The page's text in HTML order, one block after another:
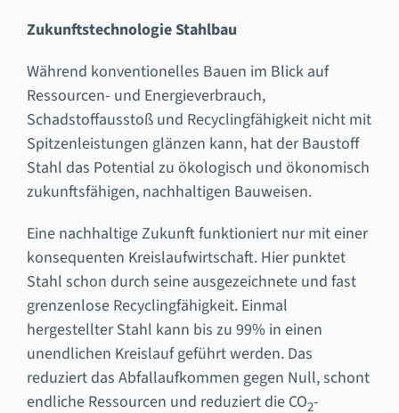
Zukunftstechnologie Stahlbau
Während konventionelles Bauen im Blick auf
Ressourcen- und Energieverbrauch,
Schadstoffausstoß und Recyclingfähigkeit nicht mit
Spitzenleistungen glänzen kann, hat der Baustoff
Stahl das Potential zu ökologisch und ökonomisch
zukunftsfähigen, nachhaltigen Bauweisen.
Eine nachhaltige Zukunft funktioniert nur mit einer
konsequenten Kreislaufwirtschaft. Hier punktet
Stahl schon durch seine ausgezeichnete und fast
grenzenlose Recyclingfähigkeit. Einmal
hergestellter Stahl kann bis zu 99% in einen
unendlichen Kreislauf geführt werden. Das
reduziert das Abfallaufkommen gegen Null, schont
endliche Ressourcen und reduziert die CO2-